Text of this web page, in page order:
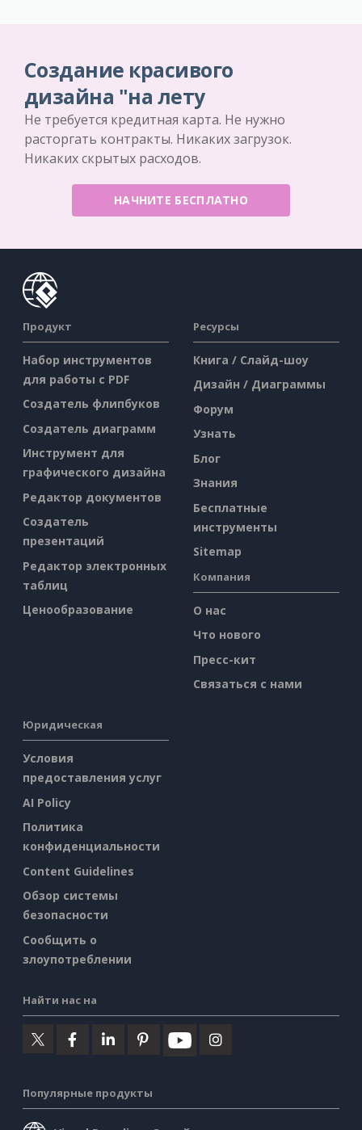
Создание красивого
дизайна "на лету
Не требуется кредитная карта. Не нужно
расторгать контракты. Никаких загрузок.
Никаких скрытых расходов.
НАЧНИТЕ БЕСПЛАТНО
Продукт
Набор инструментов
для работы с PDF
Создатель флипбуков
Создатель диаграмм
Инструмент для
графического дизайна
Редактор документов
Создатель
презентаций
Редактор электронных
таблиц
Ценообразование
Ресурсы
Книга / Слайд-шоу
Дизайн / Диаграммы
Форум
Узнать
Блог
Знания
Бесплатные
инструменты
Sitemap
Компания
О нас
Что нового
Пресс-кит
Связаться с нами
Юридическая
Условия
предоставления услуг
AI Policy
Политика
конфиденциальности
Content Guidelines
Обзор системы
безопасности
Сообщить о
злоупотреблении
Найти нас на
Популярные продукты